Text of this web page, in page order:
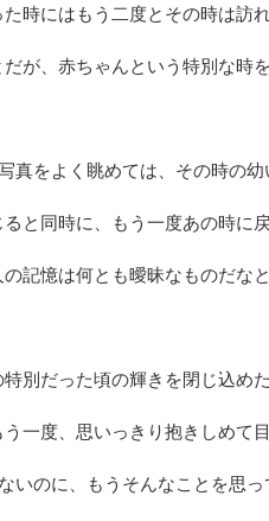
時にはもう二度とその時は訪れ
が、赤ちゃんという特別な時
真をよく眺めては、その時の幼
と同時に、もう一度あの時に
記憶は何とも曖昧なものだなと
別だった頃の輝きを閉じ込めた
一度、思いっきり抱きしめて
いのに、もうそんなことを思っ